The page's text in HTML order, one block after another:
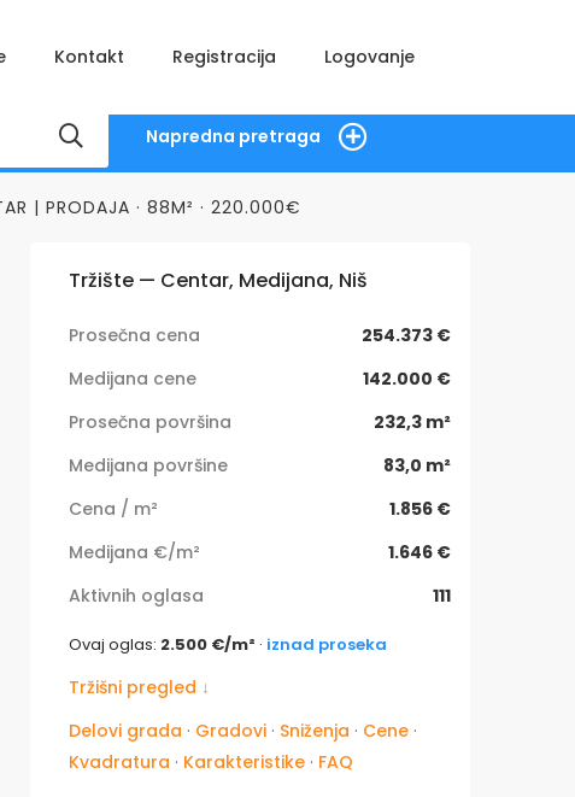
Kontakt Registracija Logovanje
Napredna pretraga
| PRODAJA · 88M² · 220.000€
Tržište — Centar, Medijana, Niš
Prosečna cena
254.373 €
Medijana cene
142.000 €
Prosečna površina
232,3 m²
Medijana površine
83,0 m²
Cena / m²
1.856 €
Medijana €/m²
1.646 €
Aktivnih oglasa
111
Ovaj oglas: 2.500 €/m² · iznad proseka
Tržišni pregled ↓
Delovi grada · Gradovi · Sniženja · Cene ·
Kvadratura · Karakteristike · FAQ